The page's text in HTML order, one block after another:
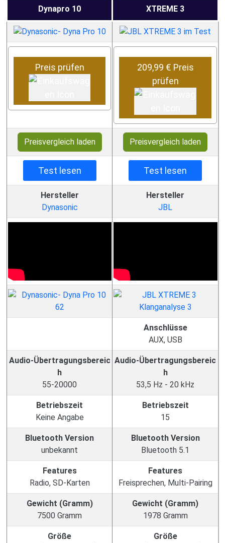
Dynapro 10 XTREME 3
Preis prüfen
209,99 € Preis
prüfen
Preisvergleich laden Preisvergleich laden
Test lesen Test lesen
Hersteller
Dynasonic
Hersteller
JBL
Anschlüsse
AUX, USB
Audio-Übertragungsbereic
h
55-20000
Audio-Übertragungsbereic
h
53,5 Hz - 20 kHz
Betriebszeit
Keine Angabe
Betriebszeit
15
Bluetooth Version
unbekannt
Bluetooth Version
Bluetooth 5.1
Features
Radio, SD-Karten
Features
Freisprechen, Multi-Pairing
Gewicht (Gramm)
7500 Gramm
Gewicht (Gramm)
1978 Gramm
Größe
Größe